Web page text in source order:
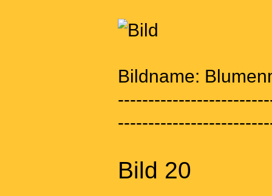
Bildname:
Bild 20